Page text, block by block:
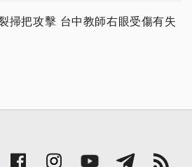
掃把攻擊 台中教師右眼受傷有失